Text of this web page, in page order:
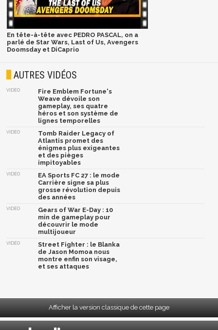
En tête-à-tête avec PEDRO PASCAL, on a
parlé de Star Wars, Last of Us, Avengers
Doomsday et DiCaprio
AUTRES VIDÉOS
VIDÉO
Fire Emblem Fortune's
Weave dévoile son
gameplay, ses quatre
héros et son système de
lignes temporelles
VIDÉO
Tomb Raider Legacy of
Atlantis promet des
énigmes plus exigeantes
et des pièges
impitoyables
VIDÉO
EA Sports FC 27 : le mode
Carrière signe sa plus
grosse révolution depuis
des années
VIDÉO
Gears of War E-Day : 10
min de gameplay pour
découvrir le mode
multijoueur
VIDÉO
Street Fighter : le Blanka
de Jason Momoa nous
montre enfin son visage,
et ses attaques
Afficher la version classique de cette page